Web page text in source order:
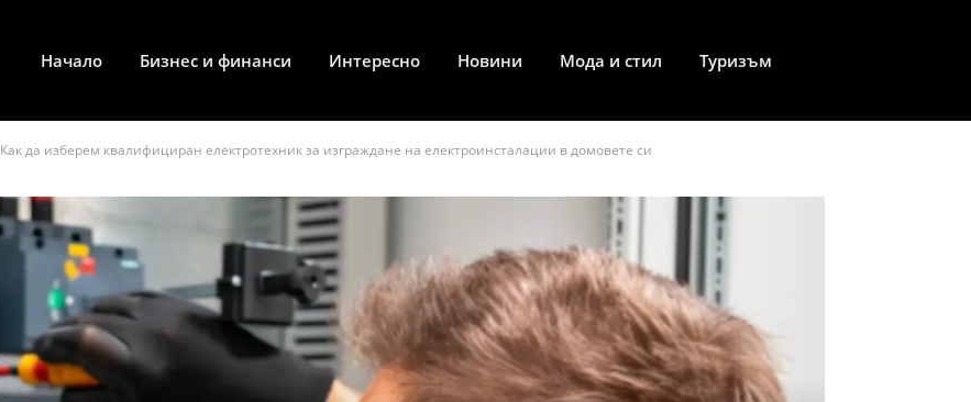
Начало Бизнес и финанси Интересно Новини Мода и стил Туризъм
Как да изберем квалифициран електротехник за изграждане на електроинсталации в домовете си